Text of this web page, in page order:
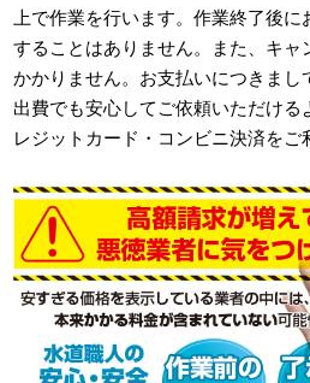
上で作業を行います。作業終了後
することはありません。また、キャ
かかりません。お支払いにつきまし
出費でも安心してご依頼いただける
レジットカード・コンビニ決済をご